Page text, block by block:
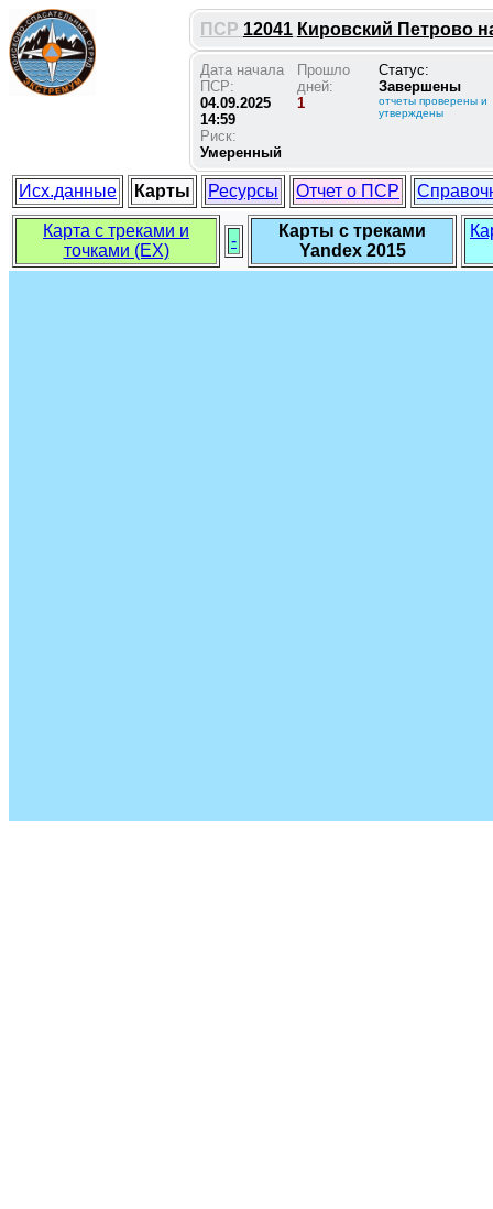
ПСР 12041 Кировский Петрово
Дата начала
ПСР:
04.09.2025
14:59
Риск:
Умеренный
Прошло
дней:
1
Статус:
Завершены
отчеты проверены и
утверждены
Исх.данные Карты Ресурсы Отчет о ПСР
Карта с треками и
точками (EX)
-
Карты с треками
Yandex 2015